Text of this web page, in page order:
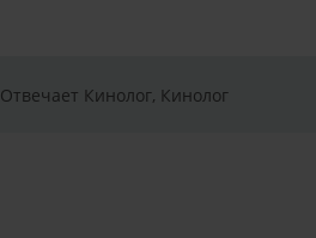
Отвечает Кинолог, Кинолог